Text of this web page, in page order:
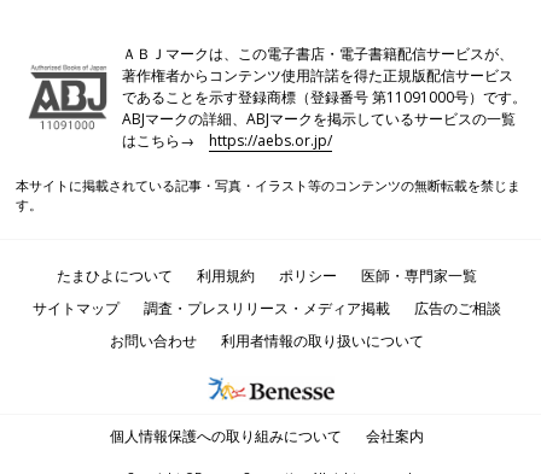
ＡＢＪマークは、この電子書店・電子書籍配信サービスが、
著作権者からコンテンツ使用許諾を得た正規版配信サービス
であることを示す登録商標（登録番号 第11091000号）です。
ABJマークの詳細、ABJマークを掲示しているサービスの一覧
はこちら→https://aebs.or.jp/
本サイトに掲載されている記事・写真・イラスト等のコンテンツの無断転載を禁じま
す。
たまひよについて 利用規約 ポリシー
医師・専門家一覧
サイトマップ
調査・プレスリリース・メディア掲載
広告のご相談
お問い合わせ
利用者情報の取り扱いについて
個人情報保護への取り組みについて 会社案内